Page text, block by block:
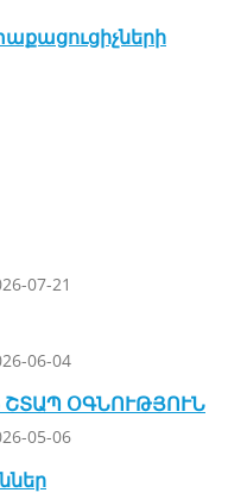
07-21
06-04
ՇՏԱՊ ՕԳՆՈՒԹՅՈՒՆ
05-06